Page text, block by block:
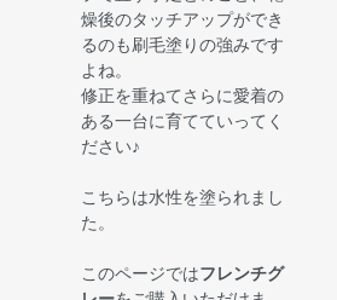
燥後のタッチアップができ
るのも刷毛塗りの強みです
よね。
修正を重ねてさらに愛着の
ある一台に育てていってく
ださい♪
こちらは水性を塗られまし
た。
このページではフレンチグ